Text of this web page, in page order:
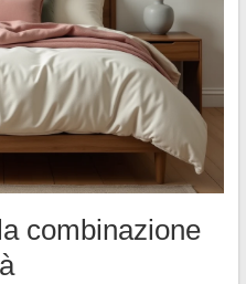
combinazione